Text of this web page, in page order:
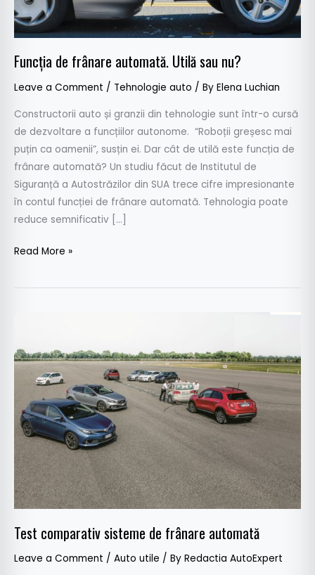
Funcția de frânare automată. Utilă sau nu?
Leave a Comment / Tehnologie auto / By Elena Luchian
Constructorii auto și granzii din tehnologie sunt într-o cursă
de dezvoltare a funcțiilor autonome. “Roboții greșesc mai
puțin ca oamenii”, susțin ei. Dar cât de utilă este funcția de
frânare automată? Un studiu făcut de Institutul de
Siguranță a Autostrăzilor din SUA trece cifre impresionante
în contul funcției de frânare automată. Tehnologia poate
reduce semnificativ […]
Read More »
Test comparativ sisteme de frânare automată
Leave a Comment / Auto utile / By Redactia AutoExpert
sisteme
frânare
automată